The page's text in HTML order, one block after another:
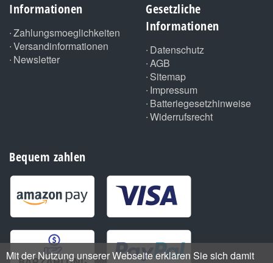
Informationen
Zahlungsmoeglichkeiten
Versandinformationen
Newsletter
Gesetzliche
Informationen
Datenschutz
AGB
Sitemap
Impressum
Batteriegesetzhinweise
Widerrufsrecht
Bequem zahlen
Mit der Nutzung unserer Webseite erklären Sie sich damit